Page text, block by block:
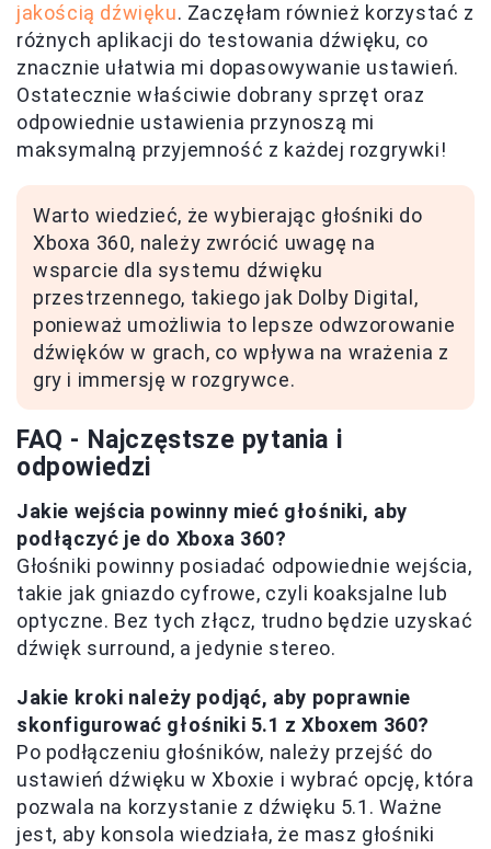
jakością dźwięku. Zaczęłam również korzystać z
różnych aplikacji do testowania dźwięku, co
znacznie ułatwia mi dopasowywanie ustawień.
Ostatecznie właściwie dobrany sprzęt oraz
odpowiednie ustawienia przynoszą mi
maksymalną przyjemność z każdej rozgrywki!
Warto wiedzieć, że wybierając głośniki do
Xboxa 360, należy zwrócić uwagę na
wsparcie dla systemu dźwięku
przestrzennego, takiego jak Dolby Digital,
ponieważ umożliwia to lepsze odwzorowanie
dźwięków w grach, co wpływa na wrażenia z
gry i immersję w rozgrywce.
FAQ - Najczęstsze pytania i
odpowiedzi
Jakie wejścia powinny mieć głośniki, aby
podłączyć je do Xboxa 360?
Głośniki powinny posiadać odpowiednie wejścia,
takie jak gniazdo cyfrowe, czyli koaksjalne lub
optyczne. Bez tych złącz, trudno będzie uzyskać
dźwięk surround, a jedynie stereo.
Jakie kroki należy podjąć, aby poprawnie
skonfigurować głośniki 5.1 z Xboxem 360?
Po podłączeniu głośników, należy przejść do
ustawień dźwięku w Xboxie i wybrać opcję, która
pozwala na korzystanie z dźwięku 5.1. Ważne
jest, aby konsola wiedziała, że masz głośniki